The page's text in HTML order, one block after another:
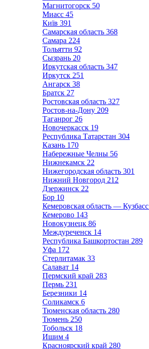
Магнитогорск 50
Миасс 45
Київ 391
Самарская область 368
Самара 224
Тольятти 92
Сызрань 20
Иркутская область 347
Иркутск 251
Ангарск 38
Братск 27
Ростовская область 327
Ростов-на-Дону 209
Таганрог 26
Новочеркасск 19
Республика Татарстан 304
Казань 170
Набережные Челны 56
Нижнекамск 22
Нижегородская область 301
Нижний Новгород 212
Дзержинск 22
Бор 10
Кемеровская область — Кузбасс
Кемерово 143
Новокузнецк 86
Междуреченск 14
Республика Башкортостан 289
Уфа 172
Стерлитамак 33
Салават 14
Пермский край 283
Пермь 231
Березники 14
Соликамск 6
Тюменская область 280
Тюмень 250
Тобольск 18
Ишим 4
Красноярский край 280